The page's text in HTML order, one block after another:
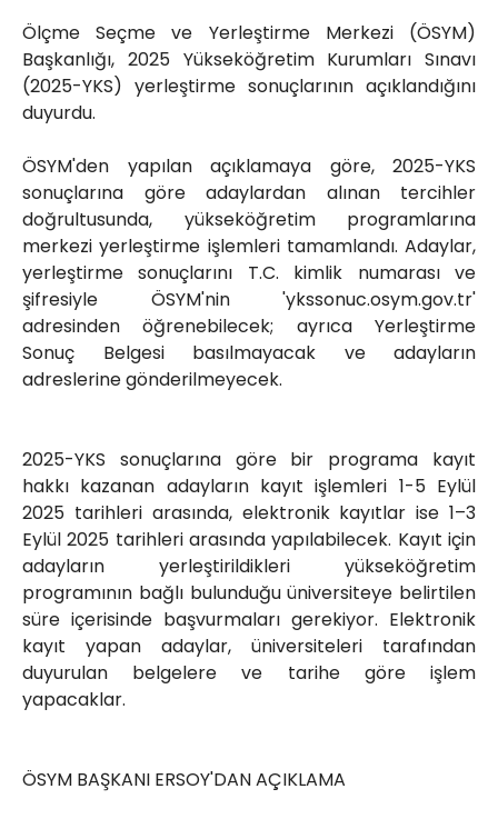
Ölçme Seçme ve Yerleştirme Merkezi (ÖSYM)
Başkanlığı, 2025 Yükseköğretim Kurumları Sınavı
(2025-YKS) yerleştirme sonuçlarının açıklandığını
duyurdu.
ÖSYM'den yapılan açıklamaya göre, 2025-YKS
sonuçlarına göre adaylardan alınan tercihler
doğrultusunda, yükseköğretim programlarına
merkezi yerleştirme işlemleri tamamlandı. Adaylar,
yerleştirme sonuçlarını T.C. kimlik numarası ve
şifresiyle ÖSYM'nin 'ykssonuc.osym.gov.tr'
adresinden öğrenebilecek; ayrıca Yerleştirme
Sonuç Belgesi basılmayacak ve adayların
adreslerine gönderilmeyecek.
2025-YKS sonuçlarına göre bir programa kayıt
hakkı kazanan adayların kayıt işlemleri 1-5 Eylül
2025 tarihleri arasında, elektronik kayıtlar ise 1–3
Eylül 2025 tarihleri arasında yapılabilecek. Kayıt için
adayların yerleştirildikleri yükseköğretim
programının bağlı bulunduğu üniversiteye belirtilen
süre içerisinde başvurmaları gerekiyor. Elektronik
kayıt yapan adaylar, üniversiteleri tarafından
duyurulan belgelere ve tarihe göre işlem
yapacaklar.
ÖSYM BAŞKANI ERSOY'DAN AÇIKLAMA
Yahya Kaptan Mahallesi
Akkavaklar Caddesi No:17/4 İzmit-
KOCAELİ